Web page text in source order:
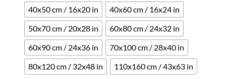
40x50 cm / 16x20 in
40x60 cm / 16x24 in
50x70 cm / 20x28 in
60x80 cm / 24x32 in
60x90 cm / 24x36 in
70x100 cm / 28x40 in
80x120 cm / 32x48 in
110x160 cm / 43x63 in